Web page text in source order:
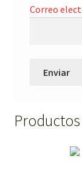
Correo